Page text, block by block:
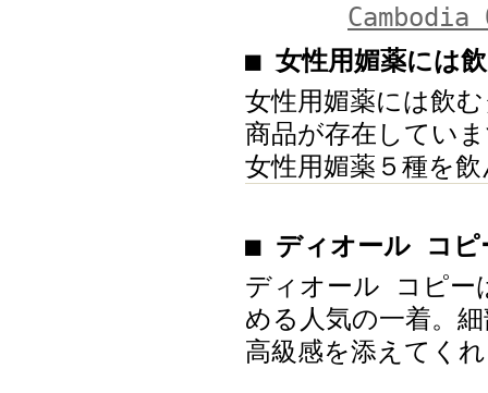
■ 女性用媚薬には
女性用媚薬には飲
商品が存在してい
女性用媚薬５種を
■ ディオール コピ
ディオール コピー
める人気の一着。
高級感を添えてく